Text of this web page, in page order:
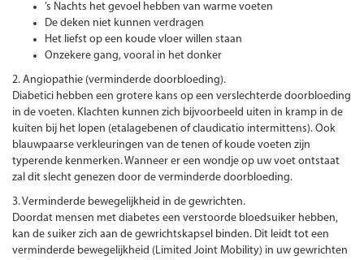
’s Nachts het gevoel hebben van warme voeten
De deken niet kunnen verdragen
Het liefst op een koude vloer willen staan
Onzekere gang, vooral in het donker
2. Angiopathie (verminderde doorbloeding).
Diabetici hebben een grotere kans op een verslechterde doorbloeding
in de voeten. Klachten kunnen zich bijvoorbeeld uiten in kramp in de
kuiten bij het lopen (etalagebenen of claudicatio intermittens). Ook
blauwpaarse verkleuringen van de tenen of koude voeten zijn
typerende kenmerken. Wanneer er een wondje op uw voet ontstaat
zal dit slecht genezen door de verminderde doorbloeding.
3. Verminderde bewegelijkheid in de gewrichten.
Doordat mensen met diabetes een verstoorde bloedsuiker hebben,
kan de suiker zich aan de gewrichtskapsel binden. Dit leidt tot een
verminderde bewegelijkheid (Limited Joint Mobility) in uw gewrichten